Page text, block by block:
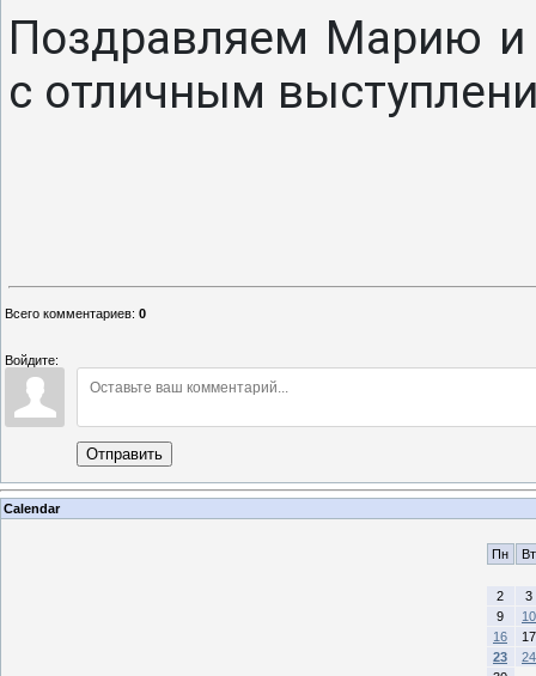
Поздравляем Марию и
с отличным
Всего комментариев: 0
Войдите:
Отправить
Calendar
Пн Вт
2
3
9
10
16
17
23
24